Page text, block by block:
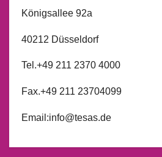
Königsallee 92a
40212 Düsseldorf
Tel.+49 211 2370 4000
Fax.+49 211 23704099
Email:info@tesas.de